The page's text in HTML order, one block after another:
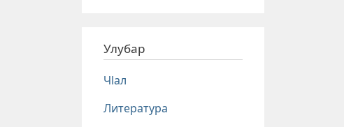
Улубар
Чlал
Литература